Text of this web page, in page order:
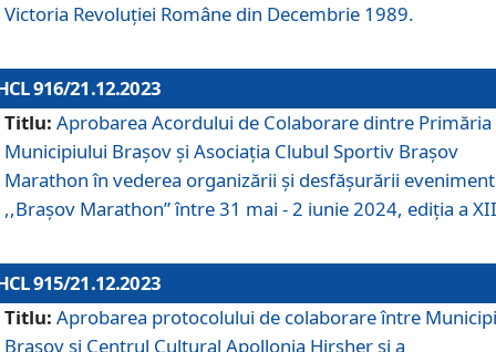
Victoria Revoluţiei Române din Decembrie 1989.
916/21.12.2023
Titlu: Aprobarea Acordului de Colaborare dintre Primăria
Municipiului Brașov și Asociația Clubul Sportiv Brașov
Marathon în vederea organizării și desfășurării
,,Brașov Marathon” între 31 mai - 2 iunie 2024, ediția a
915/21.12.2023
Titlu: Aprobarea protocolului de colaborare între
Brașov și Centrul Cultural Apollonia Hirsher și a